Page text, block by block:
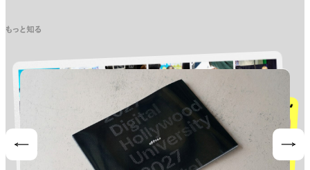
もっと知る